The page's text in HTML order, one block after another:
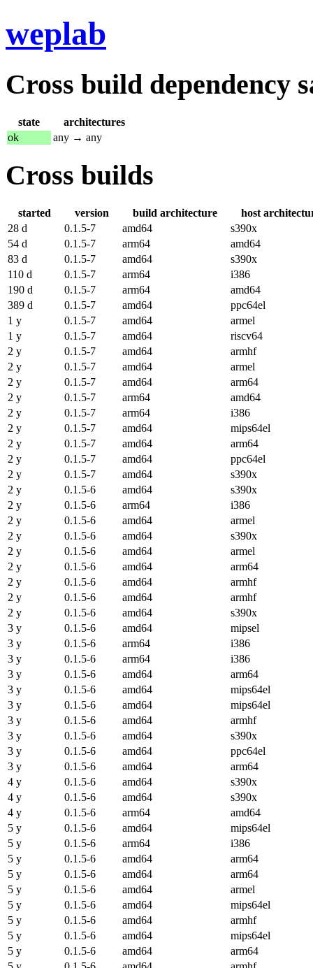
weplab
Cross build dependency
state
architectures
ok
any → any
Cross builds
started version build architecture
host
28 d
0.1.5-7 amd64
s390x
54 d
0.1.5-7 arm64
amd64
83 d
0.1.5-7 amd64
s390x
110 d
0.1.5-7 arm64
i386
190 d
0.1.5-7 arm64
amd64
389 d
0.1.5-7 amd64
ppc64el
1 y
0.1.5-7 amd64
armel
1 y
0.1.5-7 amd64
riscv64
2 y
0.1.5-7 amd64
armhf
2 y
0.1.5-7 amd64
armel
2 y
0.1.5-7 amd64
arm64
2 y
0.1.5-7 arm64
amd64
2 y
0.1.5-7 arm64
i386
2 y
0.1.5-7 amd64
mips64el
2 y
0.1.5-7 amd64
arm64
2 y
0.1.5-7 amd64
ppc64el
2 y
0.1.5-7 amd64
s390x
2 y
0.1.5-6 amd64
s390x
2 y
0.1.5-6 arm64
i386
2 y
0.1.5-6 amd64
armel
2 y
0.1.5-6 amd64
s390x
2 y
0.1.5-6 amd64
armel
2 y
0.1.5-6 amd64
arm64
2 y
0.1.5-6 amd64
armhf
2 y
0.1.5-6 amd64
armhf
2 y
0.1.5-6 amd64
s390x
3 y
0.1.5-6 amd64
mipsel
3 y
0.1.5-6 arm64
i386
3 y
0.1.5-6 arm64
i386
3 y
0.1.5-6 amd64
arm64
3 y
0.1.5-6 amd64
mips64el
3 y
0.1.5-6 amd64
mips64el
3 y
0.1.5-6 amd64
armhf
3 y
0.1.5-6 amd64
s390x
3 y
0.1.5-6 amd64
ppc64el
3 y
0.1.5-6 amd64
arm64
4 y
0.1.5-6 amd64
s390x
4 y
0.1.5-6 amd64
s390x
4 y
0.1.5-6 arm64
amd64
5 y
0.1.5-6 amd64
mips64el
5 y
0.1.5-6 arm64
i386
5 y
0.1.5-6 amd64
arm64
5 y
0.1.5-6 amd64
arm64
5 y
0.1.5-6 amd64
armel
5 y
0.1.5-6 amd64
mips64el
5 y
0.1.5-6 amd64
armhf
5 y
0.1.5-6 amd64
mips64el
5 y
0.1.5-6 amd64
arm64